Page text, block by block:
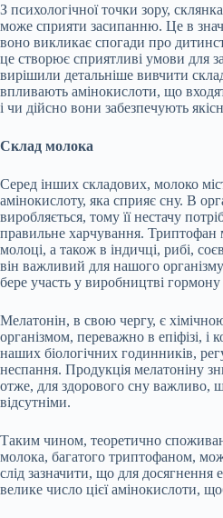
З психологічної точки зору,
може сприяти засипанню. Це в
воно викликає спогади про
це створює сприятливі умови для
вирішили детальніше вивчити
впливають амінокислоти, що
і чи дійсно вони забезпечують
Склад молока
Серед інших складових, молоко
амінокислоту, яка сприяє сну. В
виробляється, тому її нестачу
правильне харчування.
молоці, а також в індичці, рибі,
він важливий для нашого
бере участь у виробництві гормону
Мелатонін, в свою чергу, є
організмом, переважно в епіфізі,
наших біологічних годинників,
неспання. Продукція мелатоніну
отже, для здорового сну важливо,
відсутніми.
Таким чином, теоретично
молока, багатого триптофаном,
слід зазначити, що для досягнення
велике число цієї амінокислоти,